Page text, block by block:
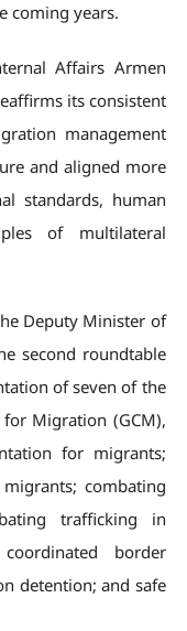
coming years.
Affairs Armen
its consistent
management
and aligned more
standards, human
of multilateral
Deputy Minister of
second roundtable
of seven of the
Migration (GCM),
for migrants;
combating
trafficking in
border
detention; and safe